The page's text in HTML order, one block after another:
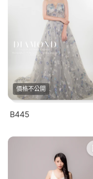
價格不公開
B445